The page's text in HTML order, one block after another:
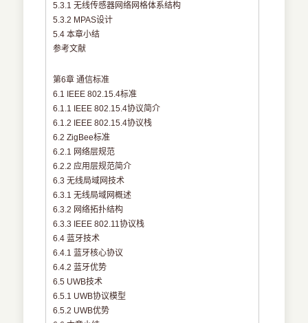
5.3.1 无线传感器网络网格体系结构
5.3.2 MPAS设计
5.4 本章小结
参考文献
第6章 通信标准
6.1 IEEE 802.15.4标准
6.1.1 IEEE 802.15.4协议简介
6.1.2 IEEE 802.15.4协议栈
6.2 ZigBee标准
6.2.1 网络层规范
6.2.2 应用层规范简介
6.3 无线局域网技术
6.3.1 无线局域网概述
6.3.2 网络拓扑结构
6.3.3 IEEE 802.11协议栈
6.4 蓝牙技术
6.4.1 蓝牙核心协议
6.4.2 蓝牙优势
6.5 UWB技术
6.5.1 UWB协议模型
6.5.2 UWB优势